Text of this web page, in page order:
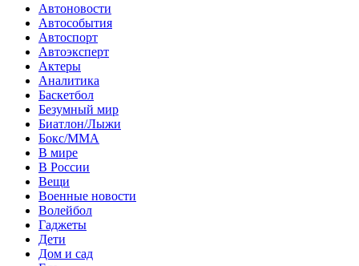
Автоновости
Автособытия
Автоспорт
Автоэксперт
Актеры
Аналитика
Баскетбол
Безумный мир
Биатлон/Лыжи
Бокс/MMA
В мире
В России
Вещи
Военные новости
Волейбол
Гаджеты
Дети
Дом и сад